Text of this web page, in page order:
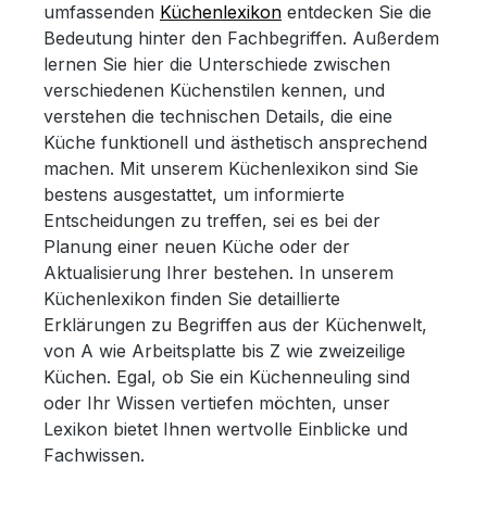
umfassenden Küchenlexikon entdecken Sie die
Bedeutung hinter den Fachbegriffen. Außerdem
lernen Sie hier die Unterschiede zwischen
verschiedenen Küchenstilen kennen, und
verstehen die technischen Details, die eine
Küche funktionell und ästhetisch ansprechend
machen. Mit unserem Küchenlexikon sind Sie
bestens ausgestattet, um informierte
Entscheidungen zu treffen, sei es bei der
Planung einer neuen Küche oder der
Aktualisierung Ihrer bestehen. In unserem
Küchenlexikon finden Sie detaillierte
Erklärungen zu Begriffen aus der Küchenwelt,
von A wie Arbeitsplatte bis Z wie zweizeilige
Küchen. Egal, ob Sie ein Küchenneuling sind
oder Ihr Wissen vertiefen möchten, unser
Lexikon bietet Ihnen wertvolle Einblicke und
Fachwissen.